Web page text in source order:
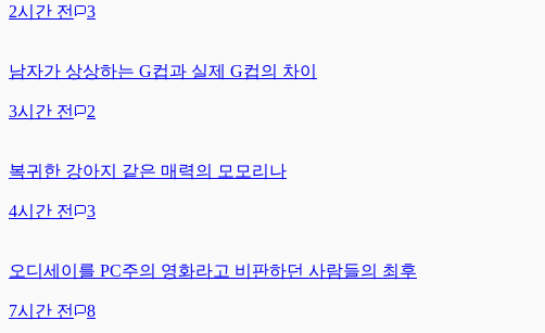
2시간 전 3
남자가 상상하는 G컵과 실제 G컵의 차이
3시간 전 2
복귀한 강아지 같은 매력의 모모리나
4시간 전 3
오디세이를 PC주의 영화라고 비판하던 사람들의 최후
7시간 전 8